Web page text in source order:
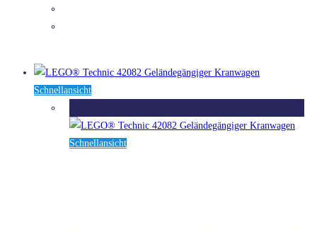
Schnellansicht
Schnellansicht